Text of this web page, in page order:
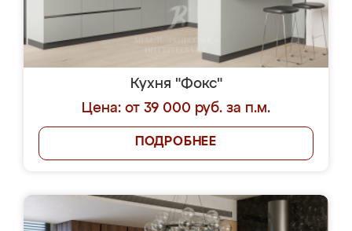
Кухня "Фокс"
Цена: от 39 000 руб. за п.м.
ПОДРОБНЕЕ